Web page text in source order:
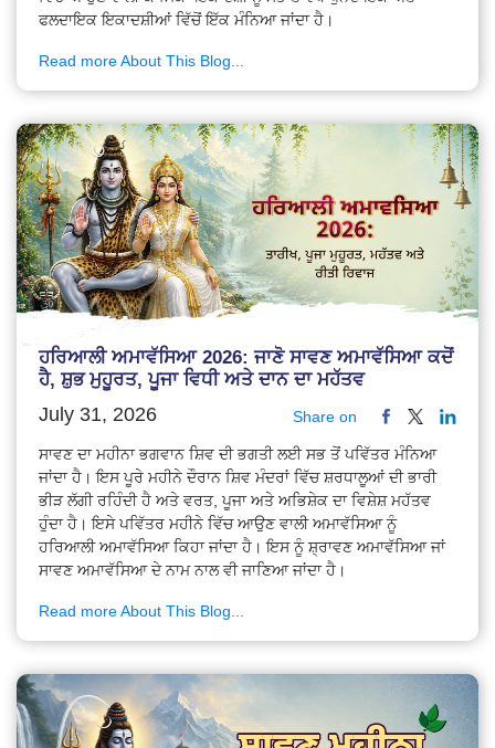
ਫਲਦਾਇਕ ਇਕਾਦਸ਼ੀਆਂ ਵਿੱਚੋਂ ਇੱਕ ਮੰਨਿਆ ਜਾਂਦਾ ਹੈ।
Read more About This Blog...
ਹਰਿਆਲੀ ਅਮਾਵੱਸਿਆ 2026: ਜਾਣੋ ਸਾਵਣ ਅਮਾਵੱਸਿਆ ਕਦੋਂ
ਹੈ, ਸ਼ੁਭ ਮੁਹੂਰਤ, ਪੂਜਾ ਵਿਧੀ ਅਤੇ ਦਾਨ ਦਾ ਮਹੱਤਵ
July 31, 2026 Share on
ਸਾਵਣ ਦਾ ਮਹੀਨਾ ਭਗਵਾਨ ਸ਼ਿਵ ਦੀ ਭਗਤੀ ਲਈ ਸਭ ਤੋਂ ਪਵਿੱਤਰ ਮੰਨਿਆ
ਜਾਂਦਾ ਹੈ। ਇਸ ਪੂਰੇ ਮਹੀਨੇ ਦੌਰਾਨ ਸ਼ਿਵ ਮੰਦਰਾਂ ਵਿੱਚ ਸ਼ਰਧਾਲੂਆਂ ਦੀ ਭਾਰੀ
ਭੀੜ ਲੱਗੀ ਰਹਿੰਦੀ ਹੈ ਅਤੇ ਵਰਤ, ਪੂਜਾ ਅਤੇ ਅਭਿਸ਼ੇਕ ਦਾ ਵਿਸ਼ੇਸ਼ ਮਹੱਤਵ
ਹੁੰਦਾ ਹੈ। ਇਸੇ ਪਵਿੱਤਰ ਮਹੀਨੇ ਵਿੱਚ ਆਉਣ ਵਾਲੀ ਅਮਾਵੱਸਿਆ ਨੂੰ
ਹਰਿਆਲੀ ਅਮਾਵੱਸਿਆ ਕਿਹਾ ਜਾਂਦਾ ਹੈ। ਇਸ ਨੂੰ ਸ਼੍ਰਾਵਣ ਅਮਾਵੱਸਿਆ ਜਾਂ
ਸਾਵਣ ਅਮਾਵੱਸਿਆ ਦੇ ਨਾਮ ਨਾਲ ਵੀ ਜਾਣਿਆ ਜਾਂਦਾ ਹੈ।
Read more About This Blog...